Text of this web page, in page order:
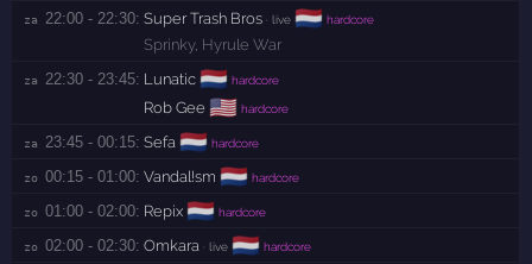
za 22:00 - 22:30: Super Trash Bros · live 🇳🇱 hardcore
Sprinky, Hyrule War
za 22:30 - 23:45: Lunatic 🇳🇱 hardcore
Rob Gee 🇺🇸 hardcore
za 23:45 - 00:15: Sefa 🇳🇱 hardcore
zo 00:15 - 01:00: Vandal!sm 🇳🇱 hardcore
zo 01:00 - 02:00: Repix 🇳🇱 hardcore
zo 02:00 - 02:30: Omkara · live 🇳🇱 hardcore